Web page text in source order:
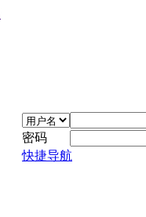
密码
快捷导航